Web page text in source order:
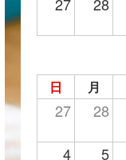
日 月
27 28
4 5